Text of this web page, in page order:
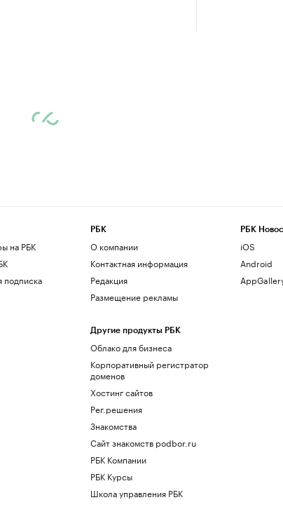
на РБК
подписка
РБК
О компании
Контактная информация
Редакция
Размещение рекламы
Другие продукты РБК
Облако для бизнеса
Корпоративный регистратор
доменов
Хостинг сайтов
Рег.решения
Знакомства
Сайт знакомств podbor.ru
РБК Компании
РБК Курсы
Школа управления РБК
РБК
iOS
Android